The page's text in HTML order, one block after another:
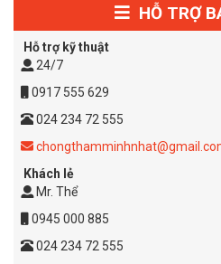
HỖ TRỢ
Hỗ trợ kỹ thuật
24/7
0917 555 629
024 234 72 555
Khách lẻ
Mr. Thể
0945 000 885
024 234 72 555